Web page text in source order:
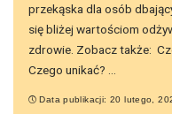
przekąska dla osób
się bliżej wartościom
zdrowie. Zobacz także:
Czego unikać?
Data publikacji: 20 lutego,